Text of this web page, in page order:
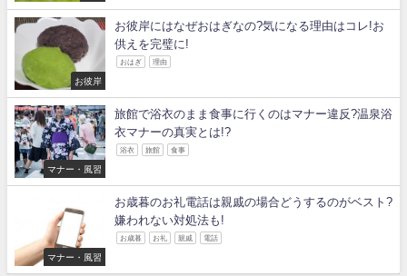
お彼岸
お彼岸にはなぜおはぎなの?気になる理由はコレ!お
供えを完璧に!
おはぎ 理由
マナー・風習
旅館で浴衣のまま食事に行くのはマナー違反?温泉浴
衣マナーの真実とは!?
浴衣 旅館 食事
マナー・風習
お歳暮のお礼電話は親戚の場合どうするのがベスト?
嫌われない対処法も!
お歳暮 お礼 親戚 電話